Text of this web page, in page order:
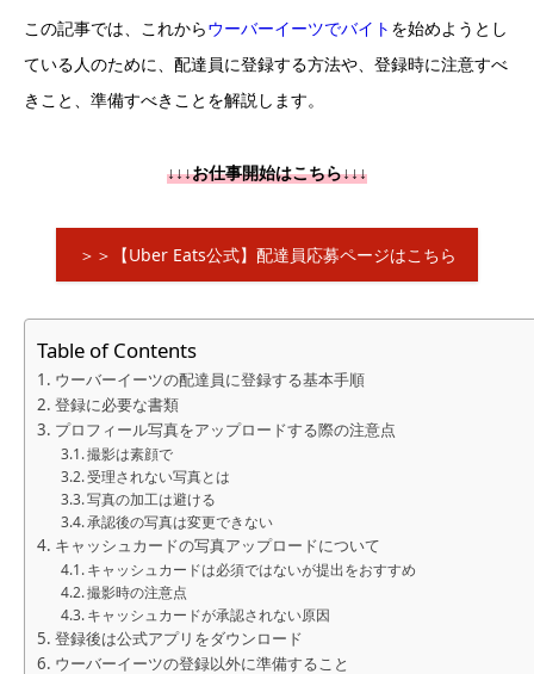
この記事では、これからウーバーイーツでバイト を始めようとし
ている人のために、配達員に登録する方法や、登録時に注意すべ
きこと、準備すべきことを解説します。
↓↓↓お仕事開始はこちら↓↓↓
＞＞【Uber Eats公式】配達員応募ページはこちら
Table of Contents
ウーバーイーツの配達員に登録する基本手順
登録に必要な書類
プロフィール写真をアップロードする際の注意点
撮影は素顔で
受理されない写真とは
写真の加工は避ける
承認後の写真は変更できない
キャッシュカードの写真アップロードについて
キャッシュカードは必須ではないが提出をおすすめ
撮影時の注意点
キャッシュカードが承認されない原因
登録後は公式アプリをダウンロード
ウーバーイーツの登録以外に準備すること